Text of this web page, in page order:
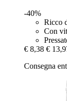
-40%
Ricco
Con
€ 8,38 €
Consegna